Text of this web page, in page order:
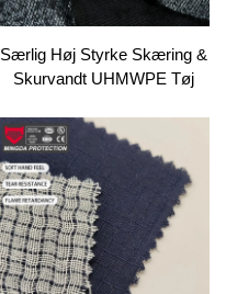
Særlig Høj Styrke Skæring &
Skurvandt UHMWPE Tøj
Beskyttelsesbeklædning